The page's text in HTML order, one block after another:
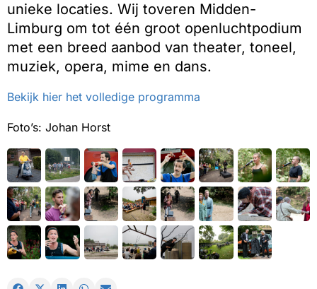
unieke locaties. Wij toveren Midden-
Limburg om tot één groot openluchtpodium
met een breed aanbod van theater, toneel,
muziek, opera, mime en dans.
Bekijk hier het volledige programma
Foto’s: Johan Horst